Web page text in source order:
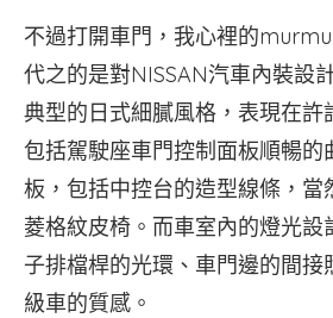
不過打開車門，我心裡的
代之的是對NISSAN汽車內裝設
典型的日式細膩風格，表現在許
包括駕駛座車門控制面板順暢的
板，包括中控台的造型線條，當
菱格紋皮椅。而車室內的燈光設
子排檔桿的光環、車門邊的間接
級車的質感。